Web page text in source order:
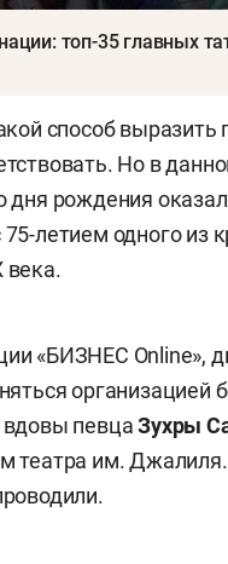
топ-35 главных
способ
Но в
дня рождения
летием одного из
века.
«БИЗНЕС Online»,
организацией
вдовы певцаЗухры
театра им. Джалиля.